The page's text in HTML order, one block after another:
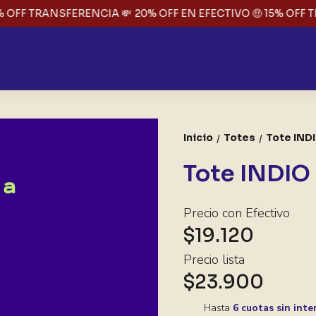
TRANSFERENCIA 💸 20% OFF EN EFECTIVO 🤑 15% OFF
Inicio / Totes / Tote
Tote INDIO
Precio con Efectivo
$19.120
Precio lista
$23.900
Hasta 6 cuotas sin